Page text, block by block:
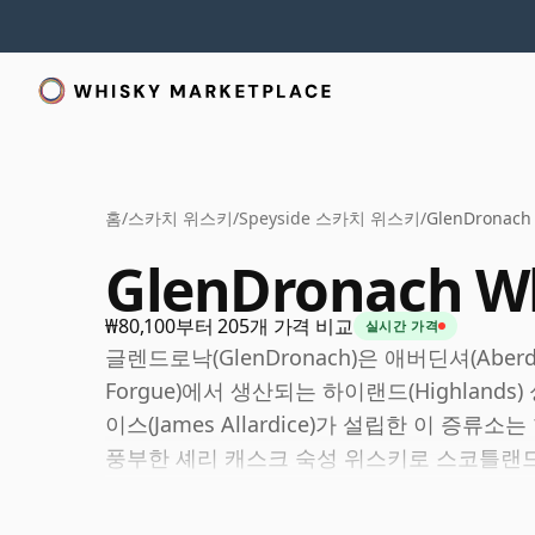
홈/스카치 위스키/Speyside 스카치 위스키/
GlenDronach
₩80,100부터 205개 가격 비교 실시간 가격
글렌드로낙(GlenDronach)은 애버딘셔
Forgue)에서 생산되는 하이랜드
이스(James Allardice)가 설립한 이 증류소
풍부한 셰리 캐스크 숙성 위스키로 스코틀